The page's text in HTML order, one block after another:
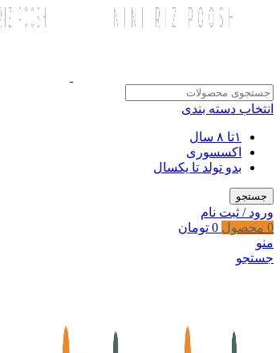
انتخاب دسته بندی
۱تا ۸ سال
اکسسوری
بدو تولد تا یکسال
جستجو
ورود / ثبت نام
0 محصول 0 تومان
منو
جستجو